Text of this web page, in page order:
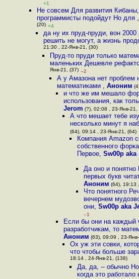
+1
Не совсем Для развития
программисты подойдут Но для ,
(20) +4
да ну их пруд-пруди, вон 2000
решить не могут, а жизнь
21:30 , 22-Янв-21, (30)
Пруд-то пруди только
маленьких Дешевле
Янв-21, (37) –2
А у Амазона нет проблем
математиками , Аноним
и что же им мешало
использования, как
Jerom (?), 02:08 , 23-Янв-21,
А что мешает тебе
несколько минут я
(64), 09:14 , 23-Янв-21, (64)
Компания Amazon
собственного
Первое, Sw00p aka
Да оно и понятно
первых букв
Аноним (64), 19:13
Что понятного
вечернем
они, Sw00p aka
–1
Если бы они на каждый
разработчикам, то
Аноним (63), 09:09 , 23-
Ох уж эти совки,
что чтобы больше
18:14 , 24-Янв-21, (138)
Да, да, -- обычно
когда это работало